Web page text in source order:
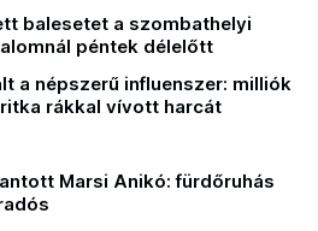
balesetet a szombathelyi
péntek délelőtt
a népszerű influenszer: milliók
rákkal vívott harcát
Marsi Anikó: fürdőruhás